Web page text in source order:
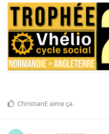
ChristianEaime ça.